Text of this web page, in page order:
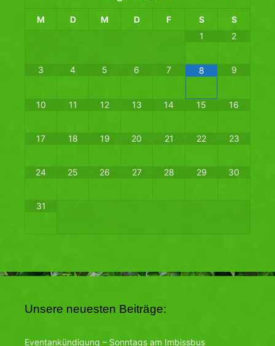
M D M D F S
S
1
2
3 4 5 6 7 8 9
10 11 12 13 14 15 16
17 18 19 20 21 22 23
24 25 26 27 28 29 30
31
Unsere neuesten Beiträge:
Eventankündigung – Sonntags am Imbissbus